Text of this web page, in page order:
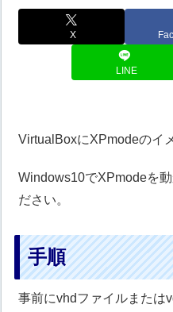
X
LINE
VirtualBoxにXPmodeのイ
Windows10でXPmodeを
ださい。
手順
事前にvhdファイルまたは